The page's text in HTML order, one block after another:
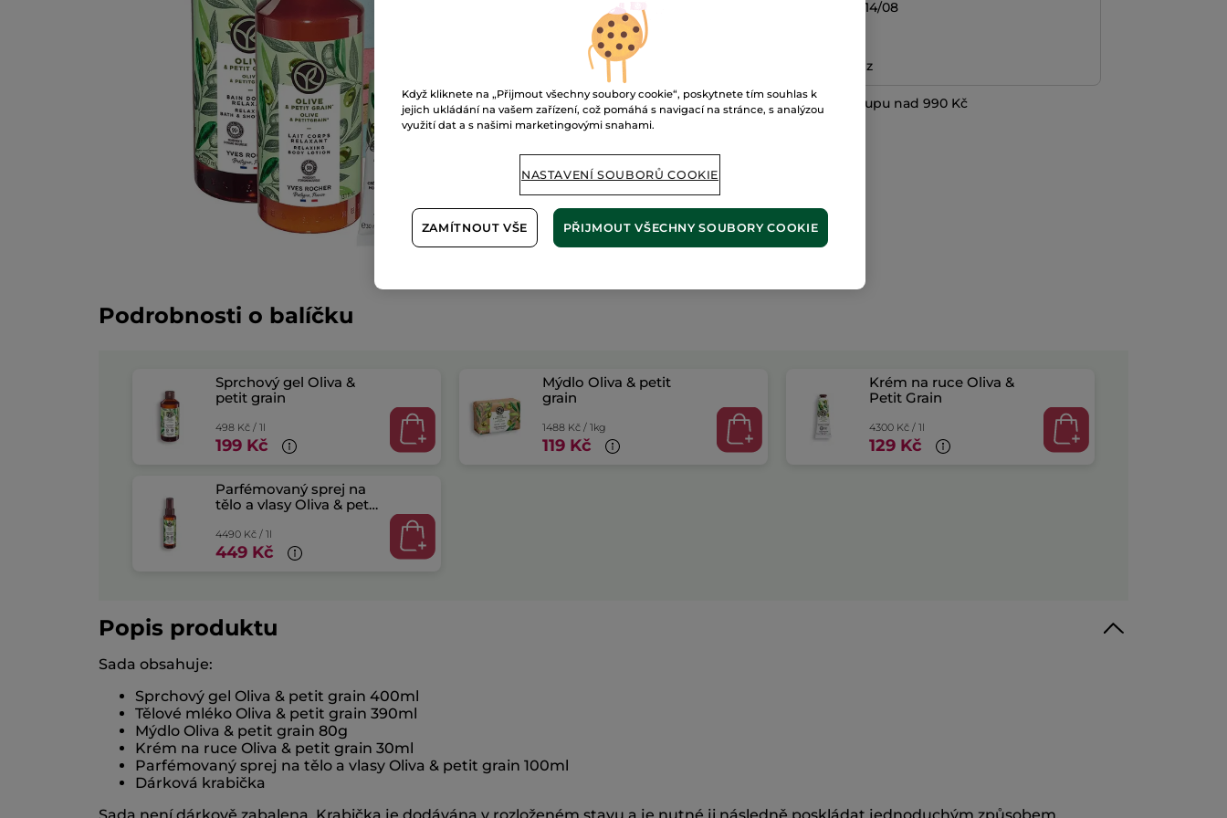
Doručení od 13/08 do 14/08
Možnost vrácení peněz
Doprava zdarma při nákupu nad 990 Kč
ZJISTIT VÍCE
Podrobnosti o balíčku
Sprchový gel Oliva &
petit grain
498 Kč / 1l
199 Kč
Mýdlo Oliva & petit
grain
1488 Kč / 1kg
119 Kč
Krém na ruce Oliva &
Petit Grain
4300 Kč / 1l
129 Kč
Parfémovaný sprej na
tělo a vlasy Oliva & petit
4490 Kč / 1l
449 Kč
Popis produktu
Sada obsahuje:
Sprchový gel Oliva & petit grain 400ml
Tělové mléko Oliva & petit grain 390ml
Mýdlo Oliva & petit grain 80g
Krém na ruce Oliva & petit grain 30ml
Parfémovaný sprej na tělo a vlasy Oliva & petit grain 100ml
Dárková krabička
Když kliknete na „Přijmout všechny soubory cookie“, poskytnete tím souhlas k
jejich ukládání na vašem zařízení, což pomáhá s navigací na stránce, s analýzou
využití dat a s našimi marketingovými snahami.
NASTAVENÍ SOUBORŮ COOKIE
ZAMÍTNOUT VŠE PŘIJMOUT VŠECHNY SOUBORY COOKIE